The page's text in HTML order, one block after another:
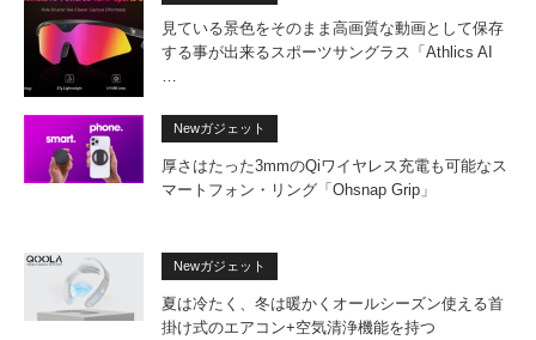
見ている景色をそのまま高画質な動画として保存
する事が出来るスポーツサングラス「Athlics AI
…
Newガジェット
厚さはたった3mmのQiワイヤレス充電も可能なス
マートフォン・リング「Ohsnap Grip」
Newガジェット
夏は冷たく、冬は暖かくオールシーズン使える首
掛け式のエアコン+空気清浄機能を持つ